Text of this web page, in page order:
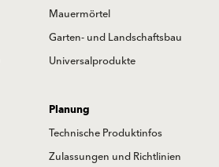
Mauermörtel
Garten- und Landschaftsbau
Universalprodukte
Planung
Technische Produktinfos
Zulassungen und Richtlinien